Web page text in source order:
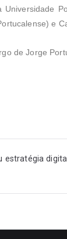
Universidade
e
de Jorge